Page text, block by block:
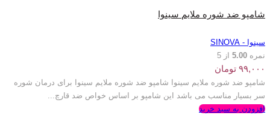
شامپو ضد شوره ملایم سینوا
سینوا - SINOVA
نمره 5.00 از 5
۹۹,۰۰۰ تومان
شامپو ضد شوره ملایم سینوا شامپو ضد شوره ملایم سینوا برای درمان شوره
سر بسیار مناسب می باشد این شامپو بر اساس خواص ضد قارچ...
افزودن به سبد خرید